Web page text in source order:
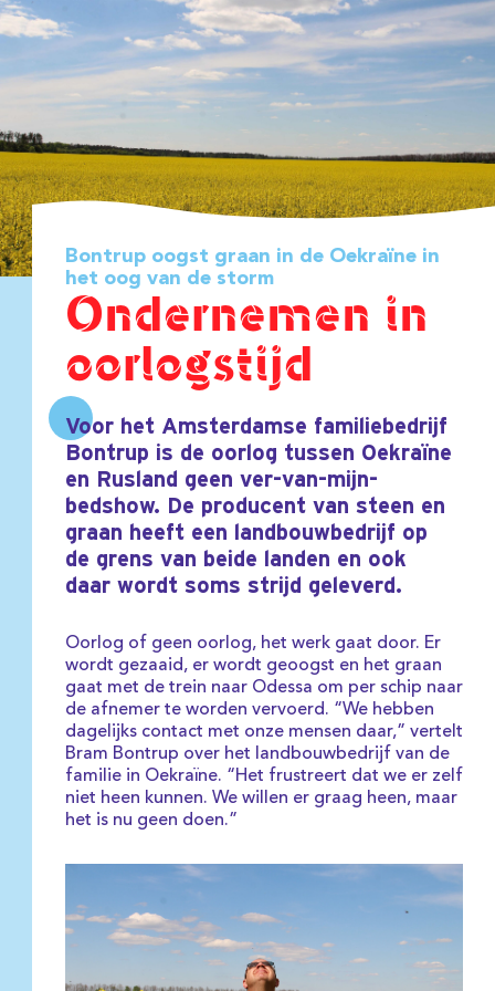
Bontrup oogst graan in de Oekraïne in
het oog van de storm
Ondernemen in
oorlogstijd
Voor het Amsterdamse familiebedrijf
Bontrup is de oorlog tussen Oekraïne
en Rusland geen ver-van-mijn-
bedshow. De producent van steen en
graan heeft een landbouwbedrijf op
de grens van beide landen en ook
daar wordt soms strijd geleverd.
Oorlog of geen oorlog, het werk gaat door. Er
wordt gezaaid, er wordt geoogst en het graan
gaat met de trein naar Odessa om per schip naar
de afnemer te worden vervoerd. “We hebben
dagelijks contact met onze mensen daar,” vertelt
Bram Bontrup over het landbouwbedrijf van de
familie in Oekraïne. “Het frustreert dat we er zelf
niet heen kunnen. We willen er graag heen, maar
het is nu geen doen.”